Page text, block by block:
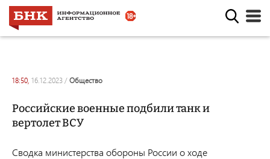
18:50, 16.12.2023 / общество
Российские военные подбили танк и
вертолет ВСУ
Сводка министерства обороны России о ходе